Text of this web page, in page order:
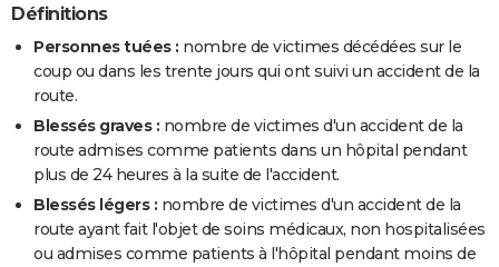
Définitions
Personnes tuées : nombre de victimes décédées sur le
coup ou dans les trente jours qui ont suivi un accident de la
route.
Blessés graves : nombre de victimes d'un accident de la
route admises comme patients dans un hôpital pendant
plus de 24 heures à la suite de l'accident.
Blessés légers : nombre de victimes d'un accident de la
route ayant fait l'objet de soins médicaux, non hospitalisées
ou admises comme patients à l'hôpital pendant moins de